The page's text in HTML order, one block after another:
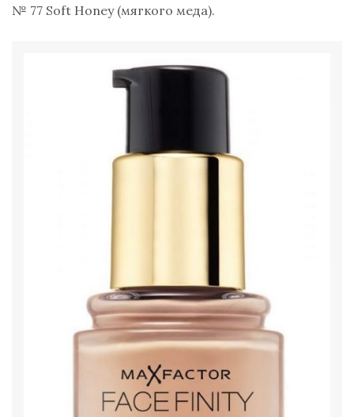
№ 77 Soft Honey (мягкого меда).